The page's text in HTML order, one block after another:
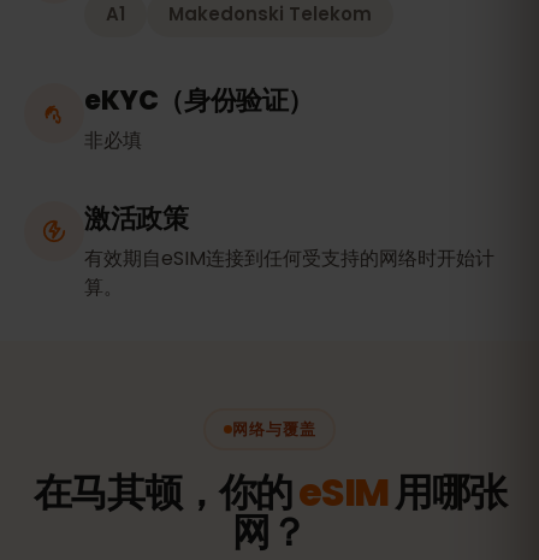
A1 Makedonski Telekom
eKYC（身份验证）
非必填
激活政策
有效期自eSIM连接到任何受支持的网络时开始计
算。
网络与覆盖
在马其顿，你的eSIM用哪张
网？